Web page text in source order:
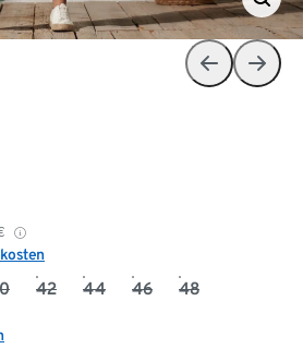
42 44 46 48